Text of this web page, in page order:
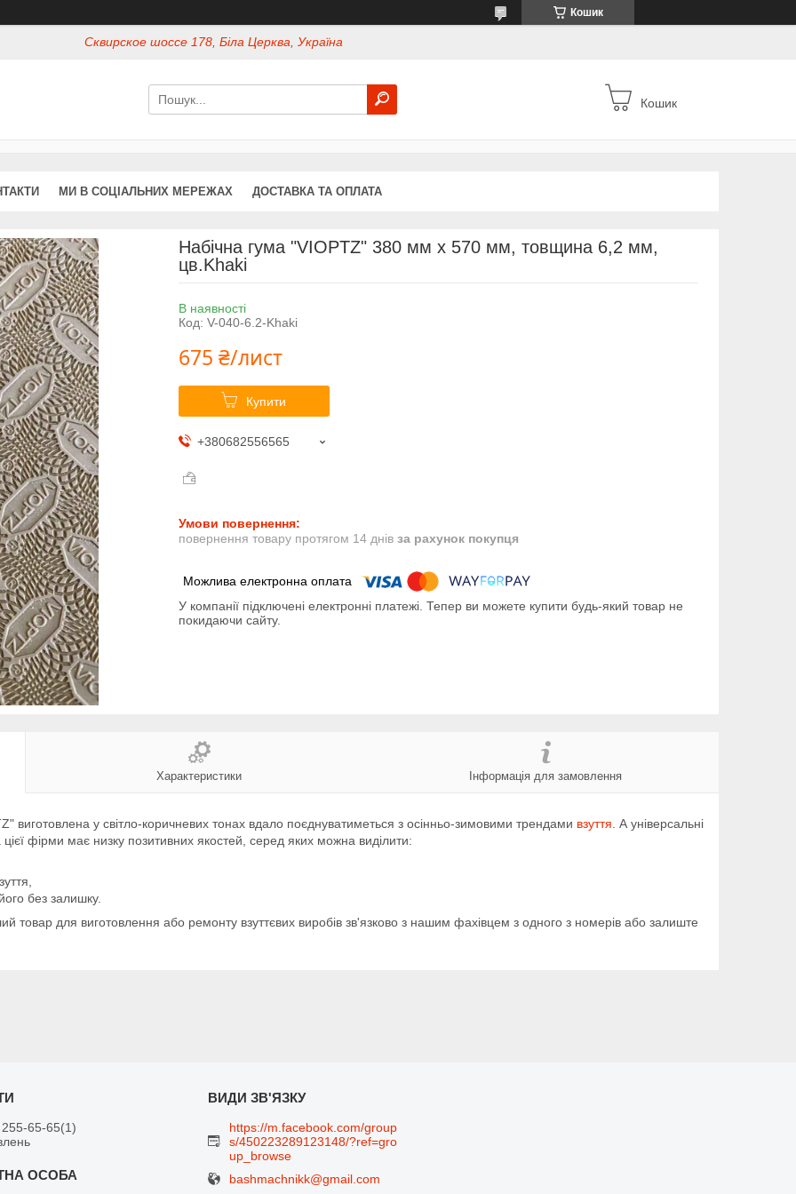
Кошик
Сквирское шоссе 178, Біла Церква, Україна
Кошик
МИ В СОЦІАЛЬНИХ МЕРЕЖАХ ДОСТАВКА ТА ОПЛАТА
Набічна гума "VIOPTZ" 380 мм х 570 мм, товщина 6,2 мм,
цв.Khaki
В наявності
Код: V-040-6.2-Khaki
675 ₴/лист
Купити
+380682556565
повернення товару протягом 14 днів за рахунок покупця
У компанії підключені електронні платежі. Тепер ви можете купити будь-який товар не
покидаючи сайту.
Характеристики Інформація для замовлення
виготовлена у світло-коричневих тонах вдало поєднуватиметься з осінньо-зимовими трендами взуття . А універсальні
фірми має низку позитивних якостей, серед яких можна виділити:
без залишку.
товар для виготовлення або ремонту взуттєвих виробів зв'язково з нашим фахівцем з одного з номерів або залиште
65-65 1
https://m.facebook.com/group
s/450223289123148/?ref=gro
up_browse
bashmachnikk@gmail.com